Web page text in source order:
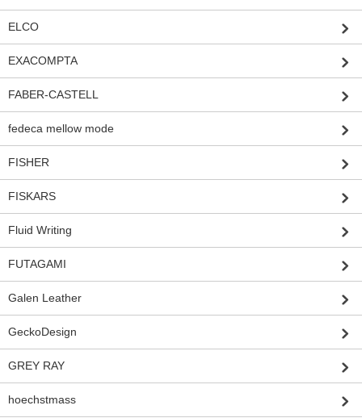
ELCO
EXACOMPTA
FABER-CASTELL
fedeca mellow mode
FISHER
FISKARS
Fluid Writing
FUTAGAMI
Galen Leather
GeckoDesign
GREY RAY
hoechstmass